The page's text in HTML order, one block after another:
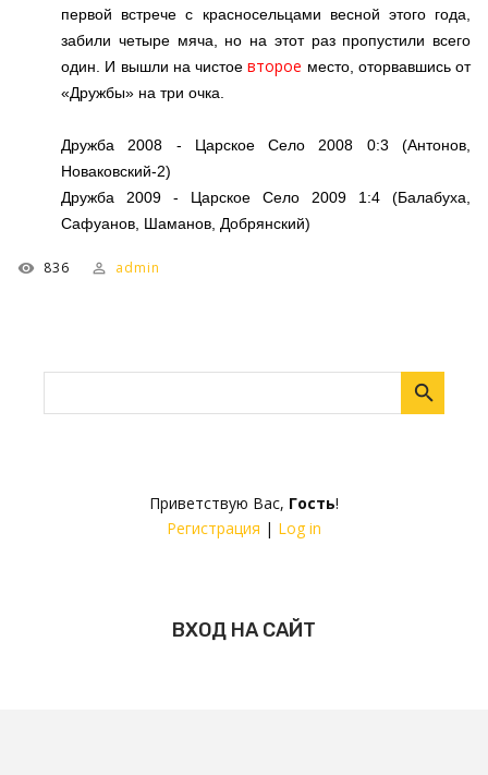
Приветствую Вас, Гость!
Регистрация | Log in
ВХОД НА САЙТ
первой встрече с красносельцами весной этого года,
забили четыре мяча, но на этот раз пропустили всего
один. И вышли на чистоевторое место, оторвавшись от
«Дружбы» на три очка.
Дружба 2008 - Царское Село 2008 0:3 (Антонов,
Новаковский-2)
Дружба 2009 - Царское Село 2009 1:4 (Балабуха,
Сафуанов, Шаманов, Добрянский)
836 admin